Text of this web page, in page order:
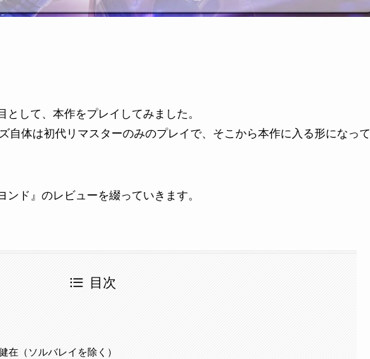
して、本作をプレイしてみました。
自体は初代リマスターのみのプレイで、そこから本作に入る形になって
ド』のレビューを綴っていきます。
目次
在（ソルバレイを除く）